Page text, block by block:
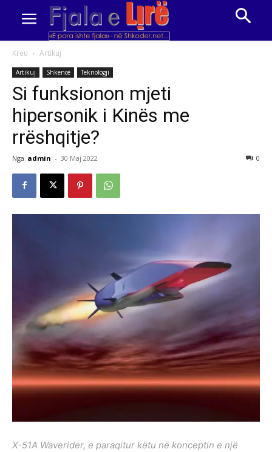
Kreu Artikuj
Artikuj Shkencë Teknologji
Si funksionon mjeti
hipersonik i Kinës me
rrëshqitje?
Nga admin - 30 Maj 2022 0
X-51A Waverider, e paraqitur këtu në konceptin e një